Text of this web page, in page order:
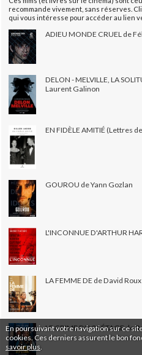
En poursuivant votre navigation sur ce
cookies. Ces derniers assurent le bon
savoir plus
recommande vivement, sans réserves.
qui vous intéresse pour accéder au lien
ADIEU MONDE CRUEL de
DELON - MELVILLE, LA
Laurent Galinon
EN FIDÈLE AMITIÉ (Lettres
GOUROU de Yann Gozlan
L'INCONNUE D'ARTHUR
LA FEMME DE de David Roux
LE CRIME DU 3e ÉTAGE de